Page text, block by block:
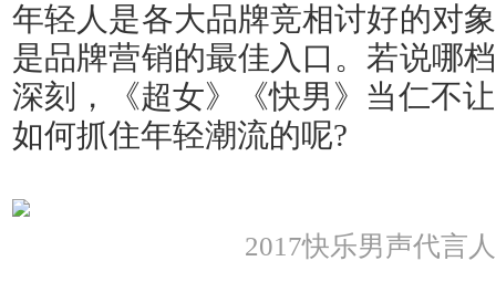
年轻人是各大品牌竞相讨好的对
是品牌营销的最佳入口。若说哪
深刻，《超女》《快男》当仁不
如何抓住年轻潮流的呢?
2017快乐男声代言